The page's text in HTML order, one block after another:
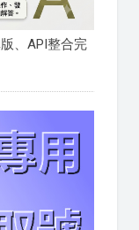
、API整合完